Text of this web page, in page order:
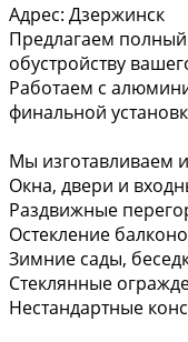
Адрес: Дзержинск
Предлагаем полный
обустройству
Работаем с
финальной
Мы изготавливаем
Окна, двери и
Раздвижные
Остекление
Зимние сады,
Стеклянные
Нестандартные